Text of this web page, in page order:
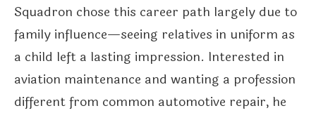
Squadron chose this career path largely due to
family influence—seeing relatives in uniform as
a child left a lasting impression. Interested in
aviation maintenance and wanting a profession
different from common automotive repair, he